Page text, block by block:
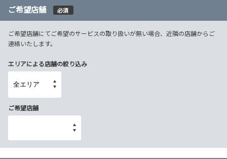
ご希望店舗 必須
ご希望店舗にてご希望のサービスの取り扱いが無い場合、近隣の店舗からご
連絡いたします。
エリアによる店舗の絞り込み
ご希望店舗